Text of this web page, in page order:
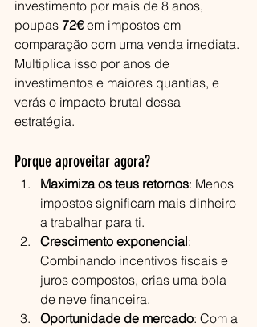
investimento por mais de 8 anos,
poupas 72€ em impostos em
comparação com uma venda imediata.
Multiplica isso por anos de
investimentos e maiores quantias, e
verás o impacto brutal dessa
estratégia.
Porque aproveitar agora?
Maximiza os teus retornos: Menos
impostos significam mais dinheiro
a trabalhar para ti.
Crescimento exponencial:
Combinando incentivos fiscais e
juros compostos, crias uma bola
de neve financeira.
Oportunidade de mercado: Com a